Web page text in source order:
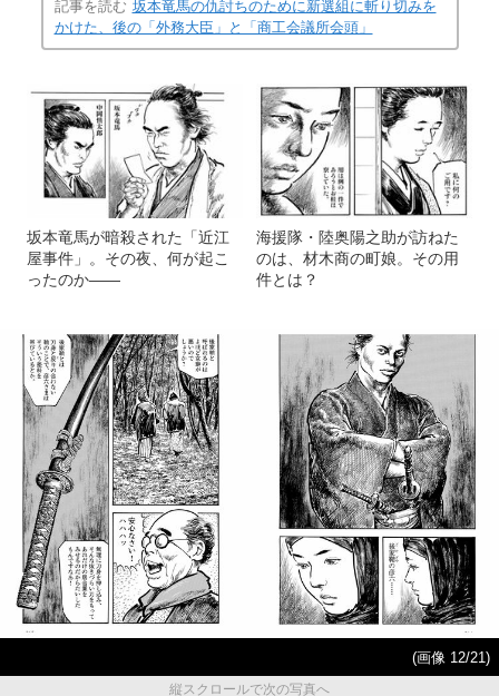
記事を読む 坂本竜馬の仇討ちのために新選組に斬り切みを
かけた、後の「外務大臣」と「商工会議所会頭」
坂本竜馬が暗殺された「近江
屋事件」。その夜、何が起こ
ったのか――
海援隊・陸奥陽之助が訪ねた
のは、材木商の町娘。その用
件とは？
(画像 12/21)
縦スクロールで次の写真へ